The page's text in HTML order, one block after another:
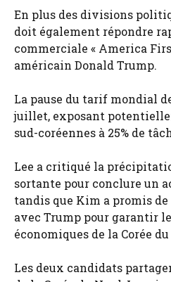
En plus des divisions
doit également répondre
commerciale « America
américain Donald Trump.
La pause du tarif mondial
juillet, exposant
sud-coréennes à 25% de
Lee a critiqué la
sortante pour conclure un
tandis que Kim a promis
avec Trump pour garantir
économiques de la Corée du
Les deux candidats